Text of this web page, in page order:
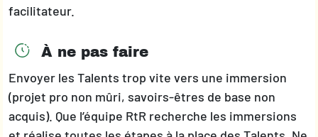
facilitateur.
À ne pas faire
Envoyer les Talents trop vite vers une immersion
(projet pro non mûri, savoirs-êtres de base non
acquis). Que l’équipe RtR recherche les immersions